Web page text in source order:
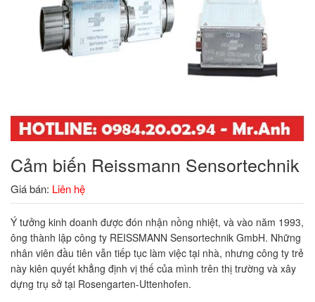
Cảm biến Reissmann Sensortechnik
Giá bán: Liên hệ
Ý tưởng kinh doanh được đón nhận nồng nhiệt, và vào năm 1993,
ông thành lập công ty REISSMANN Sensortechnik GmbH. Những
nhân viên đầu tiên vẫn tiếp tục làm việc tại nhà, nhưng công ty trẻ
này kiên quyết khẳng định vị thế của mình trên thị trường và xây
dựng trụ sở tại Rosengarten-Uttenhofen.